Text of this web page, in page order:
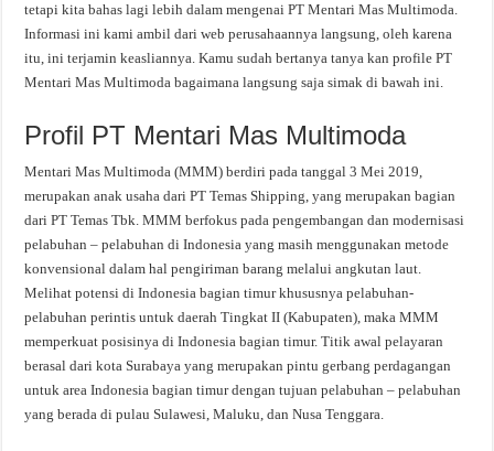
tetapi kita bahas lagi lebih dalam mengenai PT Mentari Mas Multimoda.
Informasi ini kami ambil dari web perusahaannya langsung, oleh karena
itu, ini terjamin keasliannya. Kamu sudah bertanya tanya kan profile PT
Mentari Mas Multimoda bagaimana langsung saja simak di bawah ini.
Profil PT Mentari Mas Multimoda
Mentari Mas Multimoda (MMM) berdiri pada tanggal 3 Mei 2019,
merupakan anak usaha dari PT Temas Shipping, yang merupakan bagian
dari PT Temas Tbk. MMM berfokus pada pengembangan dan modernisasi
pelabuhan – pelabuhan di Indonesia yang masih menggunakan metode
konvensional dalam hal pengiriman barang melalui angkutan laut.
Melihat potensi di Indonesia bagian timur khususnya pelabuhan-
pelabuhan perintis untuk daerah Tingkat II (Kabupaten), maka MMM
memperkuat posisinya di Indonesia bagian timur. Titik awal pelayaran
berasal dari kota Surabaya yang merupakan pintu gerbang perdagangan
untuk area Indonesia bagian timur dengan tujuan pelabuhan – pelabuhan
yang berada di pulau Sulawesi, Maluku, dan Nusa Tenggara.